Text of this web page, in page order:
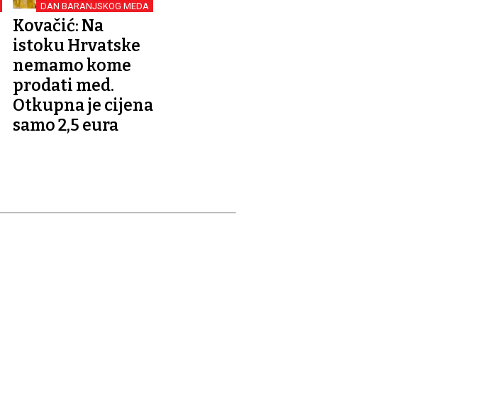
DAN BARANJSKOG MEDA
Kovačić: Na
istoku Hrvatske
nemamo kome
prodati med.
Otkupna je cijena
samo 2,5 eura